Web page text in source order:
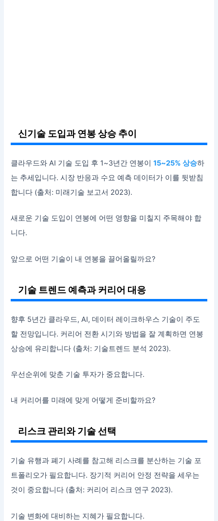
신기술 도입과 연봉 상승 추이
클라우드와 AI 기술 도입 후 1~3년간 연봉이15~25% 상승하
는 추세입니다. 시장 반응과 수요 예측 데이터가 이를 뒷받침
합니다 (출처: 미래기술 보고서 2023).
새로운 기술 도입이 연봉에 어떤 영향을 미칠지 주목해야 합
니다.
앞으로 어떤 기술이 내 연봉을 끌어올릴까요?
기술 트렌드 예측과 커리어 대응
향후 5년간 클라우드, AI, 데이터 레이크하우스 기술이 주도
할 전망입니다. 커리어 전환 시기와 방법을 잘 계획하면 연봉
상승에 유리합니다 (출처: 기술트렌드 분석 2023).
우선순위에 맞춘 기술 투자가 중요합니다.
내 커리어를 미래에 맞게 어떻게 준비할까요?
리스크 관리와 기술 선택
기술 유행과 폐기 사례를 참고해 리스크를 분산하는 기술 포
트폴리오가 필요합니다. 장기적 커리어 안정 전략을 세우는
것이 중요합니다 (출처: 커리어 리스크 연구 2023).
기술 변화에 대비하는 지혜가 필요합니다.